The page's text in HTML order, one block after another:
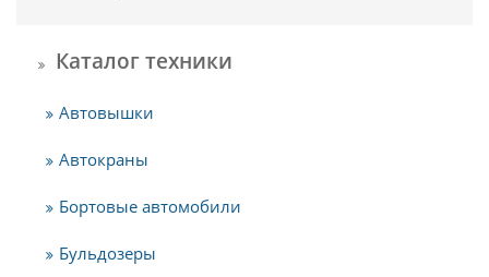
Каталог техники
Автовышки
Автокраны
Бортовые автомобили
Бульдозеры